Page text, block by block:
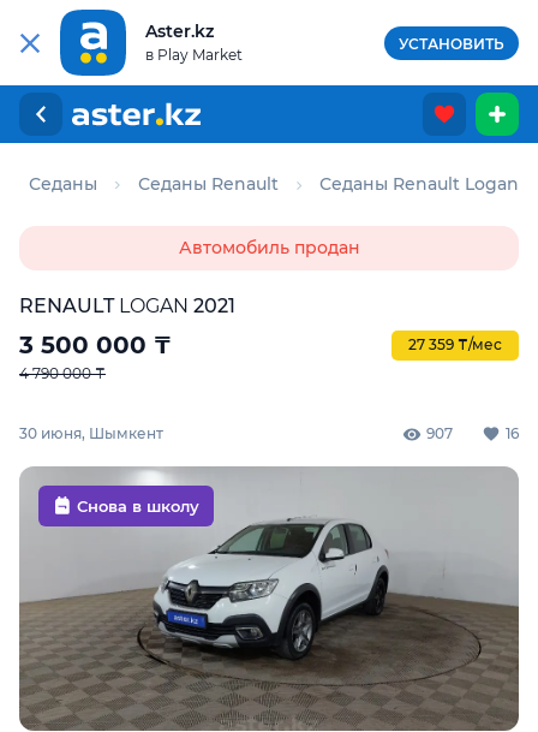
Aster.kz
в Play Market
УСТАНОВИТЬ
Седаны Седаны Renault Седаны Renault Logan
Автомобиль продан
RENAULTLOGAN 2021
3 500 000 ₸
27 359 ₸/мес
4 790 000 ₸
30 июня, Шымкент 907 16
Снова в школу
Для этого авто доступен отчёт Aster Check
Предоставим подробную информацию об автомобиле:
техническое состояние, пробег, история осмотров,
юридическая проверка по базам РК и РФ
Купить отчёт за 1000₸